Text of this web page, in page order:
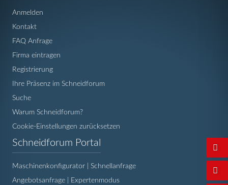
Anmelden
Kontakt
FAQ Anfrage
Firma eintragen
Registrierung
Ihre Präsenz im Schneidforum
Suche
Warum Schneidforum?
Cookie-Einstellungen zurücksetzen
Schneidforum Portal
Maschinenkonfigurator | Schnellanfrage
Angebotsanfrage | Expertenmodus